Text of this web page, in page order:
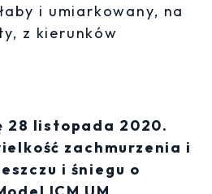
i umiarkowany, na
z kierunków
28 listopada 2020.
zachmurzenia i
i śniegu o